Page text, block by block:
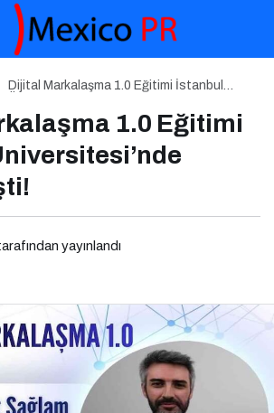
Dijital Markalaşma 1.0 Eğitimi İstanbul
1.0 Eğitimi
yayınlandı
CxO 2026 İçin Geri Sayım!